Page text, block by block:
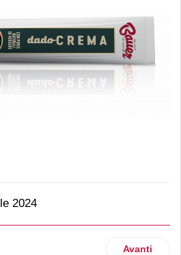
2024
in Italia Jack Daniel’s & Coca-
Articolo
Avanti